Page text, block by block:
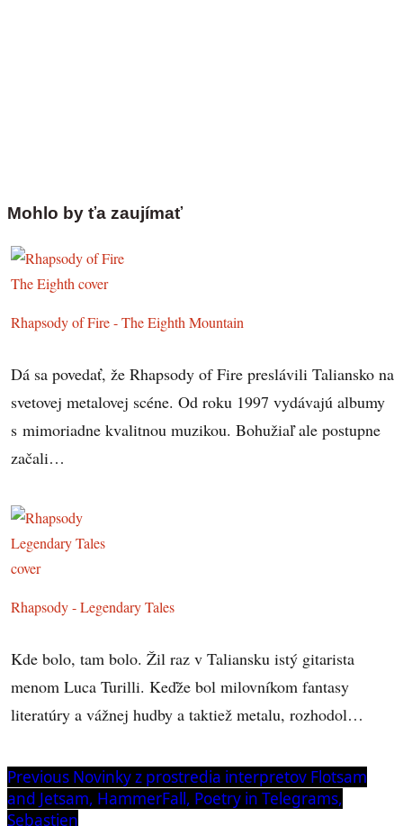
Mohlo by ťa zaujímať
Rhapsody of Fire - The Eighth Mountain
Dá sa povedať, že Rhapsody of Fire preslávili Taliansko na
svetovej metalovej scéne. Od roku 1997 vydávajú albumy
s mimoriadne kvalitnou muzikou. Bohužiaľ ale postupne
začali…
Rhapsody - Legendary Tales
Kde bolo, tam bolo. Žil raz v Taliansku istý gitarista
menom Luca Turilli. Keďže bol milovníkom fantasy
literatúry a vážnej hudby a taktiež metalu, rozhodol…
Navigácia
v
Previous Previous
post:
Novinky z prostredia interpretov Flotsam
and Jetsam, HammerFall, Poetry in Telegrams,
Sebastien